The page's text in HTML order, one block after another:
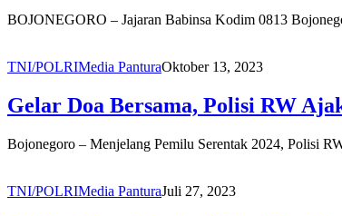
BOJONEGORO – Jajaran Babinsa Kodim 0813
TNI/POLRIMedia PanturaOktober 13, 2023
Gelar Doa Bersama, Polisi RW
Bojonegoro – Menjelang Pemilu Serentak 2024, Polisi
TNI/POLRIMedia PanturaJuli 27, 2023